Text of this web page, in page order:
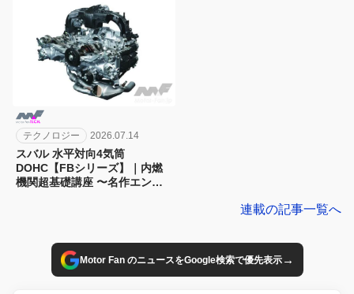
テクノロジー 2026.07.14
スバル 水平対向4気筒
DOHC【FBシリーズ】｜内燃
機関超基礎講座 〜名作エンジ
連載の記事一覧へ
Motor Fan のニュースをGoogle検索で優先表示→